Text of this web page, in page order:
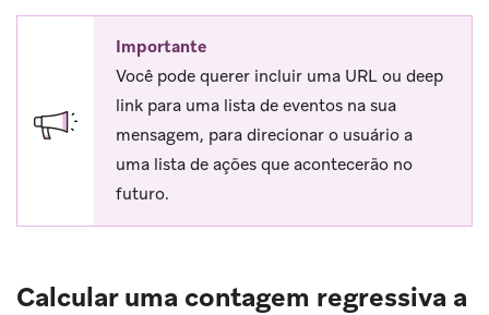
Importante
Você pode querer incluir uma URL ou deep
link para uma lista de eventos na sua
mensagem, para direcionar o usuário a
uma lista de ações que acontecerão no
futuro.
Calcular uma contagem regressiva a